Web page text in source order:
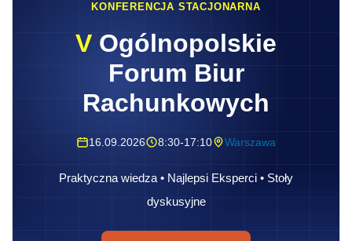
KONFERENCJA STACJONARNA
V Ogólnopolskie
Forum Biur
Rachunkowych
16.09.2026 8:30-17:10 Warszawa
Praktyczna wiedza • Najlepsi Eksperci • Stoły
dyskusyjne